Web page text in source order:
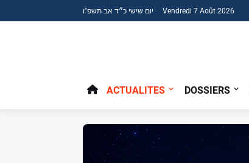
יום שישי כ״ד אב תשפ"ו Vendredi 7 Août 2026
ACTUALITES DOSSIERS